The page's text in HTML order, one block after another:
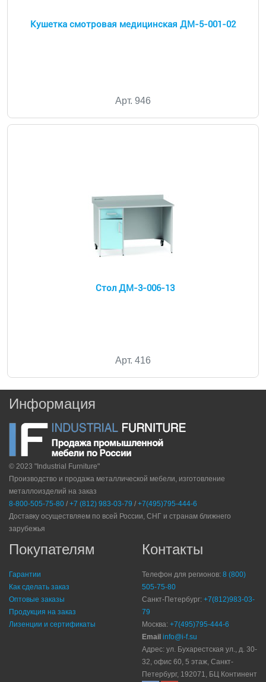
Кушетка смотровая медицинская ДМ-5-001-02
Арт. 946
Стол ДМ-3-006-13
Арт. 416
Информация
© 2023 "Industrial Furniture"
Производство и продажа металлической мебели, изготовление
металлоизделий на заказ
8-800-505-75-80 / +7 (812) 983-03-79 / +7(495)795-444-6
Доставку осуществляем по всей России, СНГ и странам ближнего
зарубежья
Покупателям
Гарантии
Как сделать заказ
Оптовые заказы
Продукция на заказ
Лизенции и сертификаты
Контакты
Телефон для регионов: 8 (800)
505-75-80
Санкт-Петербург: +7(812)983-03-
79
Москва: +7(495)795-444-6
Email info@i-f.su
Адрес: ул. Бухарестская ул., д. 30-
32, офис 60, 5 этаж, Санкт-
Петербург, 192071, БЦ Континент